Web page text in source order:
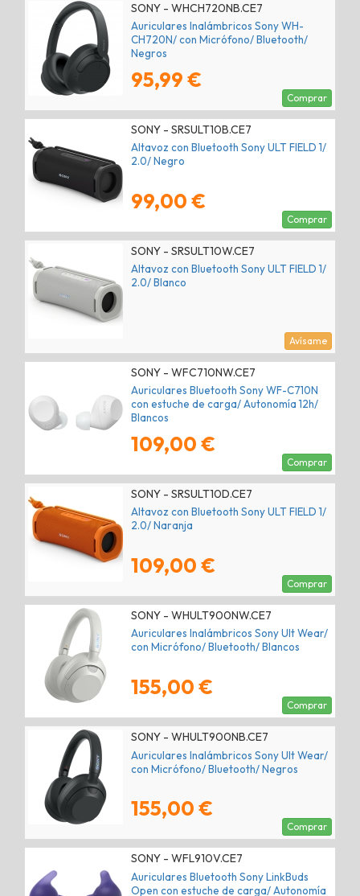
SONY - WHCH720NB.CE7
Auriculares Inalámbricos Sony WH-
CH720N/ con Micrófono/ Bluetooth/
Negros
95,99 €
Comprar
SONY - SRSULT10B.CE7
Altavoz con Bluetooth Sony ULT FIELD 1/
2.0/ Negro
99,00 €
Comprar
SONY - SRSULT10W.CE7
Altavoz con Bluetooth Sony ULT FIELD 1/
2.0/ Blanco
Avísame
SONY - WFC710NW.CE7
Auriculares Bluetooth Sony WF-C710N
con estuche de carga/ Autonomía 12h/
Blancos
109,00 €
Comprar
SONY - SRSULT10D.CE7
Altavoz con Bluetooth Sony ULT FIELD 1/
2.0/ Naranja
109,00 €
Comprar
SONY - WHULT900NW.CE7
Auriculares Inalámbricos Sony Ult Wear/
con Micrófono/ Bluetooth/ Blancos
155,00 €
Comprar
SONY - WHULT900NB.CE7
Auriculares Inalámbricos Sony Ult Wear/
con Micrófono/ Bluetooth/ Negros
155,00 €
Comprar
SONY - WFL910V.CE7
Auriculares Bluetooth Sony LinkBuds
Open con estuche de carga/ Autonomía